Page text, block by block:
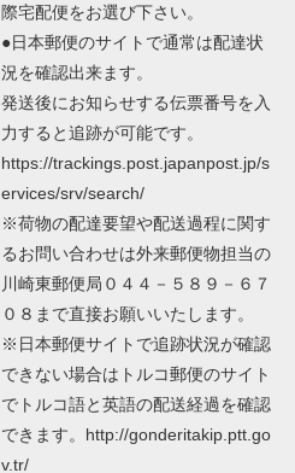
際宅配便をお選び下さい。
●日本郵便のサイトで通常は配達状
況を確認出来ます。
発送後にお知らせする伝票番号を入
力すると追跡が可能です。
https://trackings.post.japanpost.jp/s
ervices/srv/search/
※荷物の配達要望や配送過程に関す
るお問い合わせは外来郵便物担当の
川崎東郵便局０４４－５８９－６７
０８まで直接お願いいたします。
※日本郵便サイトで追跡状況が確認
できない場合はトルコ郵便のサイト
でトルコ語と英語の配送経過を確認
できます。http://gonderitakip.ptt.go
v.tr/